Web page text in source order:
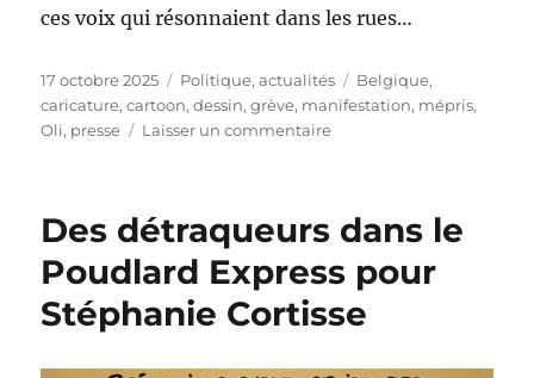
ces voix qui résonnaient dans les rues…
Publié
le
17 octobre 2025 Catégories
Politique, actualités Étiquettes
Belgique,
caricature,cartoon,dessin,grève, manifestation, mépris,
Oli, presse Laisser un commentairesur
Des détraqueurs dans le
Poudlard Express pour
Stéphanie Cortisse